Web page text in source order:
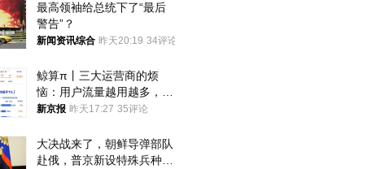
最高领袖给总统下了“最后
警告”？
新闻资讯综合 昨天20:19 34评论
鲸算π丨三大运营商的烦
恼：用户流量越用越多，收
入却越来越少
新京报 昨天17:27 35评论
大决战来了，朝鲜导弹部队
赴俄，普京新设特殊兵种，